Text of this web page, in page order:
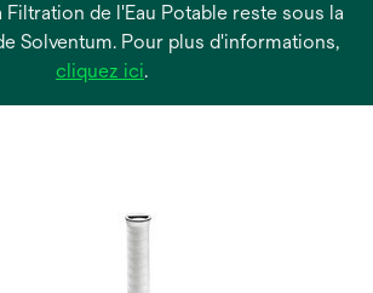
de l'Eau Potable reste sous la
Solventum. Pour plus d'informations,
cliquez icis’ouvre
.